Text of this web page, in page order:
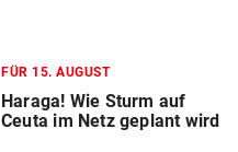
FÜR 15. AUGUST
Haraga! Wie Sturm auf
Ceuta im Netz geplant wird